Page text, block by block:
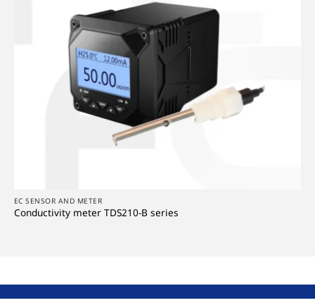
EC SENSOR AND METER
Conductivity meter TDS210-B series